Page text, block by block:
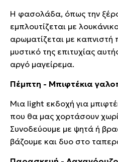
Η φασολάδα, όπως την
εμπλουτίζεται με
αρωματίζεται με
μυστικό της επιτυχίας
αργό μαγείρεμα.
Πέμπτη - Μπιφτέκια
Μια light εκδοχή για
που θα μας χορτάσουν
Συνοδεύουμε με ψητά ή
βάζουμε και δυο στο